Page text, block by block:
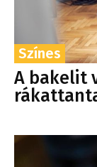
Színes
A bakelit